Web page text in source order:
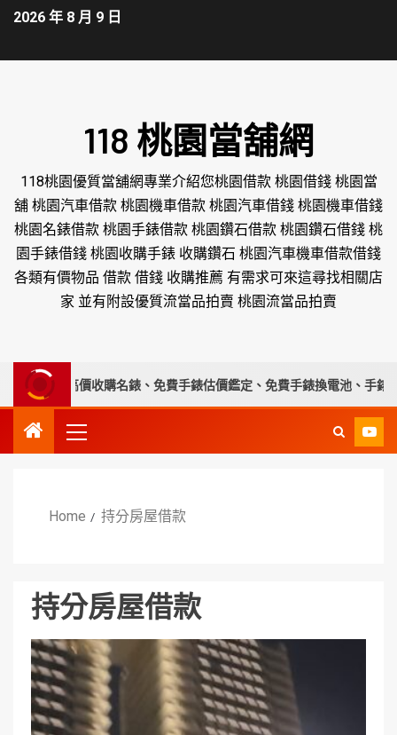
2026 年 8 月 9 日
118 桃園當舖網
118桃園優質當舖網專業介紹您桃園借款 桃園借錢 桃園當
舖 桃園汽車借款 桃園機車借款 桃園汽車借錢 桃園機車借錢
桃園名錶借款 桃園手錶借款 桃園鑽石借款 桃園鑽石借錢 桃
園手錶借錢 桃園收購手錶 收購鑽石 桃園汽車機車借款借錢
各類有價物品 借款 借錢 收購推薦 有需求可來這尋找相關店
家 並有附設優質流當品拍賣 桃園流當品拍賣
家｜高價收購名錶、免費手錶估價鑑定、免費手錶換電池、手錶要賣
Home 持分房屋借款
持分房屋借款